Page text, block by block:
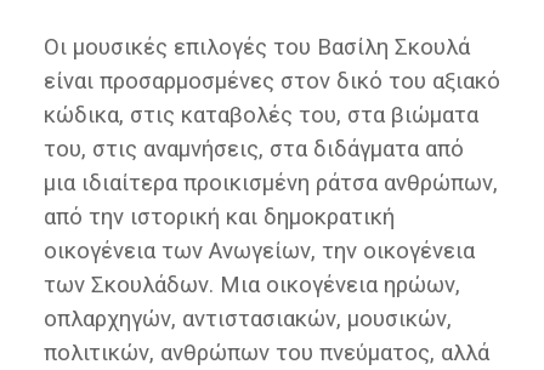
Οι μουσικές επιλογές του Βασίλη Σκουλά
είναι προσαρμοσμένες στον δικό του αξιακό
κώδικα, στις καταβολές του, στα βιώματα
του, στις αναμνήσεις, στα διδάγματα από
μια ιδιαίτερα προικισμένη ράτσα ανθρώπων,
από την ιστορική και δημοκρατική
οικογένεια των Ανωγείων, την οικογένεια
των Σκουλάδων. Μια οικογένεια ηρώων,
οπλαρχηγών, αντιστασιακών, μουσικών,
πολιτικών, ανθρώπων του πνεύματος, αλλά